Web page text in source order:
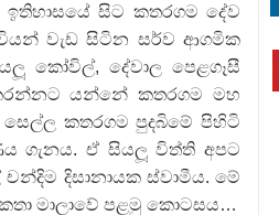
සිට කතරගම දේව
වැඩ සිටින සර්ව ආගමික
කෝවිල්, දේවාල පෙළගෑසී
යන්නේ කතරගම මහ
සෙල්ල කතරගම පුදබිමේ පිහිටි
ගැනය. ඒ සියලූ විත්ති අපට
දිසානායක ස්වාමීය. මේ
මාලාවේ පළමු කොටසය…